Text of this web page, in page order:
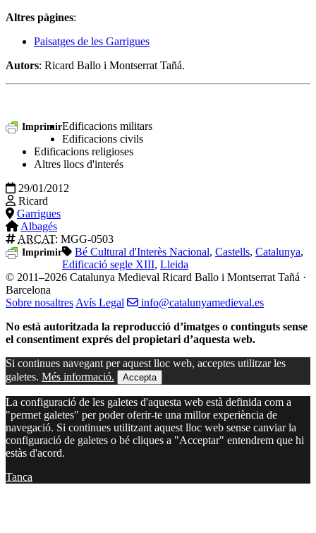
Altres pàgines:
Paisatges de les Garrigues
Autors: Ricard Ballo i Montserrat Tañá.
ImprimirEdificacions militars
Edificacions civils
Edificacions religioses
Altres llocs d'interés
29/01/2012
Ricard
Garrigues
Albagés
ARCAT: MGG-0503
Imprimir Bé Cultural d'Interès Nacional, Castells, Catalunya,
Edificació segle XIII, Lleida
© 2011–2026 Catalunya Medieval Ricard Ballo i Montserrat Tañá ·
Barcelona
Sobre nosaltres Avís Legal
info@catalunyamedieval.es
No està autoritzada la reproducció d’imatges o continguts sense
el consentiment exprés del propietari d’aquesta web.
Si continues navegant per aquest lloc web, acceptes utilitzar les
galetes. Més informació. Accepta
La configuració de les galetes d'aquesta web està definida com a
"permet galetes" per poder oferir-te una millor experiència de
navegació. Si continues utilitzant aquest lloc web sense canviar la
configuració de galetes o bé cliques a "Acceptar" entendrem que hi
estàs d'acord.
Tanca